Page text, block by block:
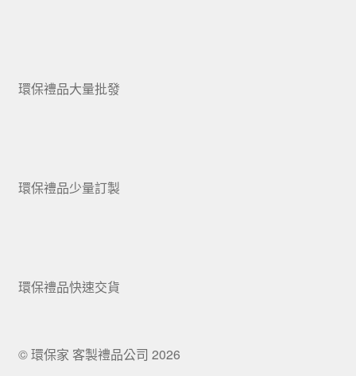
環保禮品大量批發
環保禮品少量訂製
環保禮品快速交貨
© 環保家 客製禮品公司 2026